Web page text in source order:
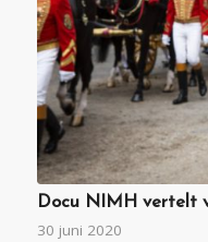
Docu NIMH vertelt
30 juni 2020